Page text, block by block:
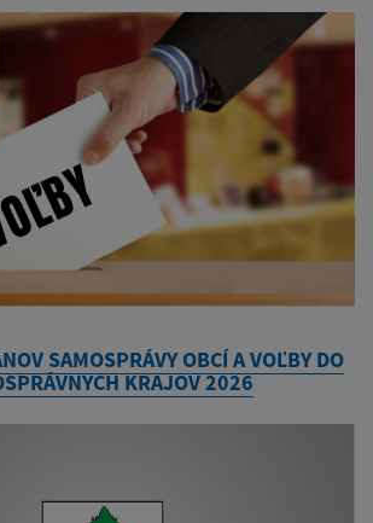
SAMOSPRÁVY OBCÍ A VOĽBY DO
KRAJOV 2026